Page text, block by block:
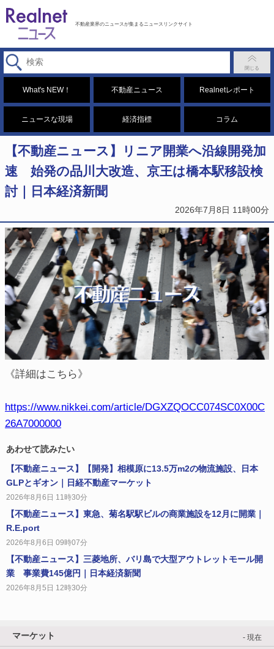
不動産業界のニュースが集まるニュースリンクサイト
What's NEW！ 不動産ニュース Realnetレポート
ニュースな現場 経済指標 コラム
【不動産ニュース】リニア開業へ沿線開発加
速 始発の品川大改造、京王は橋本駅移設検
討｜日本経済新聞
2026年7月8日 11時00分
《詳細はこちら》
https://www.nikkei.com/article/DGXZQOCC074SC0X00C
26A7000000
あわせて読みたい
【不動産ニュース】【開発】相模原に13.5万m2の物流施設、日本
GLPとギオン｜日経不動産マーケット
2026年8月6日 11時30分
【不動産ニュース】東急、菊名駅駅ビルの商業施設を12月に開業｜
R.E.port
2026年8月6日 09時07分
【不動産ニュース】三菱地所、バリ島で大型アウトレットモール開
業 事業費145億円｜日本経済新聞
2026年8月5日 12時30分
マーケット - 現在